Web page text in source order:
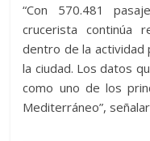
“Con 570.481
crucerista continúa
dentro de la actividad
la ciudad. Los datos
como uno de los
Mediterráneo”,